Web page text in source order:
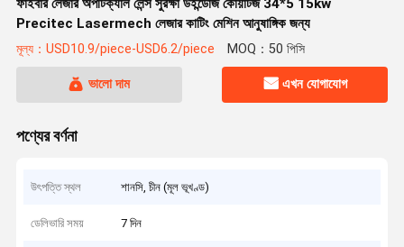
ফাইবার লেজার অপটিক্যাল লেন্স সুরক্ষা উইন্ডোজ কোয়ার্টজ 34*5 15kw
Precitec Lasermech লেজার কাটিং মেশিন আনুষাঙ্গিক জন্য
মূল্য：USD10.9/piece-USD6.2/piece MOQ：50 পিসি
ভালো দাম এখন যোগাযোগ
পণ্যের বর্ণনা
উৎপত্তি স্থল শানসি, চীন (মূল ভূখণ্ড)
ডেলিভারি সময় 7 দিন